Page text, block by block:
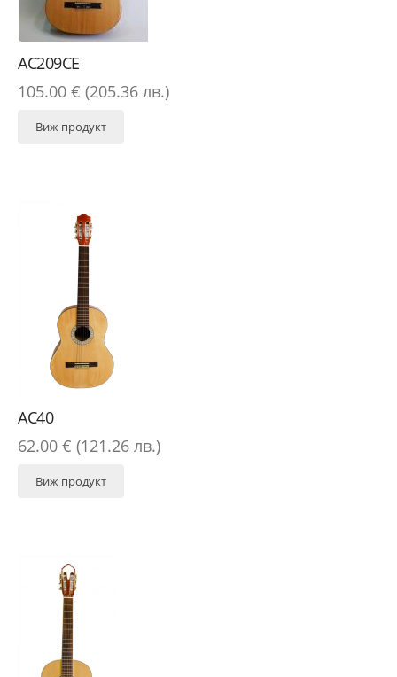
AC209CE
105.00 € (205.36 лв.)
Виж продукт
AC40
62.00 € (121.26 лв.)
Виж продукт